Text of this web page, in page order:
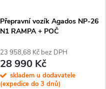
Přepravní vozík Agados NP-26
N1 RAMPA + POČ
23 958,68 Kč bez DPH
28 990 Kč
skladem u dodavatele
(expedice do 3 dnů)